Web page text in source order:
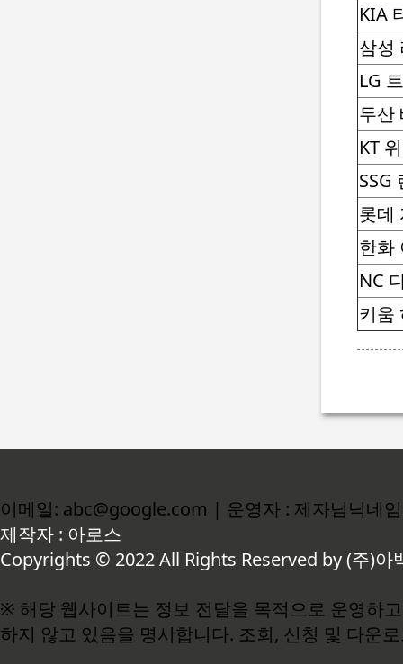
KIA
삼성
LG
두산
KT
SSG
롯데
한화
NC
키움
이메일: abc@google.com | 운영자 : 제자님닉네임
제작자 : 아로스
Copyrights © 2022 All Rights Reserved by (주)아
※ 해당 웹사이트는 정보 전달을 목적으로 운영하
하지 않고 있음을 명시합니다. 조회, 신청 및 다운